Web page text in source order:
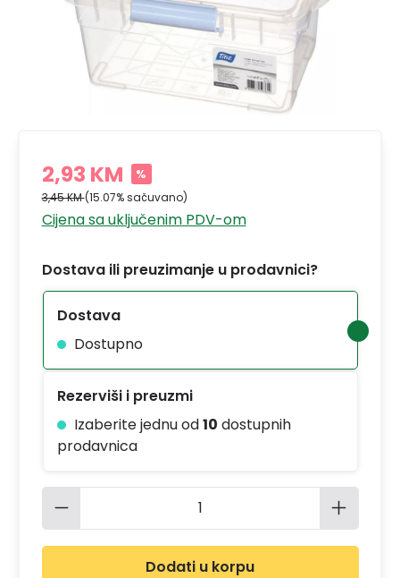
2,93 KM %
3,45 KM(15.07% sačuvano)
Cijena sa uključenim PDV-om
Dostava ili preuzimanje u prodavnici?
Dostava
Dostupno
Rezerviši i preuzmi
Izaberite jednu od10 dostupnih
prodavnica
Količina proizvoda: Unesite
Dodati u korpu